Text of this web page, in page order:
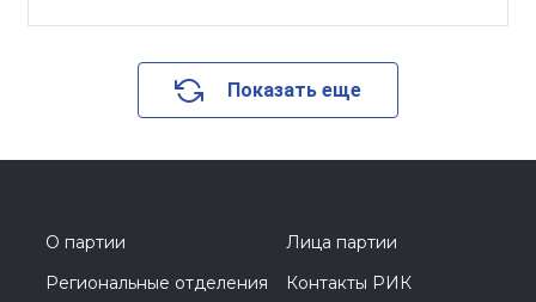
Показать еще
О партии
Лица партии
Региональные отделения
Контакты РИК